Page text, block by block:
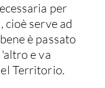
Ombrelloni
Pergole
Giardinaggio
Piante
per
cioè serve ad
è passato
e va
Territorio.